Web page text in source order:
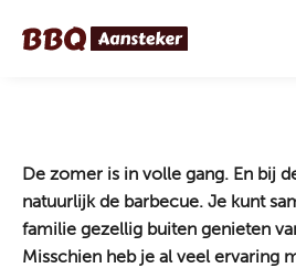
De zomer is in volle gang. En bij
natuurlijk de barbecue. Je kunt
familie gezellig buiten genieten
Misschien heb je al veel ervaring